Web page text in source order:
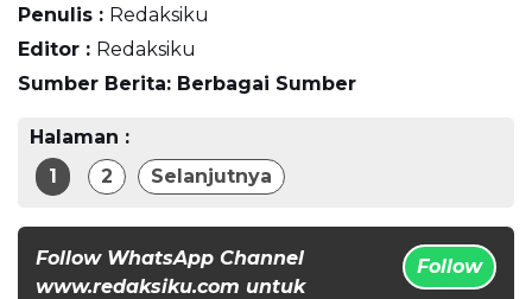
Penulis : Redaksiku
Editor : Redaksiku
Sumber Berita: Berbagai Sumber
Halaman :
1
2 Selanjutnya
Follow WhatsApp Channel
www.redaksiku.com untuk
Follow